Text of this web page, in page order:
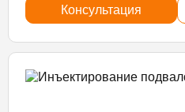
Консультация